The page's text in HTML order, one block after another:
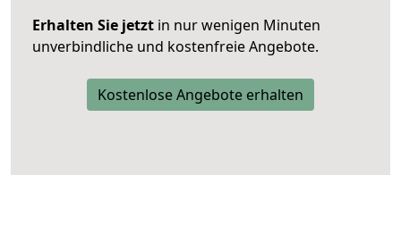
Erhalten Sie jetzt in nur wenigen Minuten
unverbindliche und kostenfreie Angebote.
Kostenlose Angebote erhalten